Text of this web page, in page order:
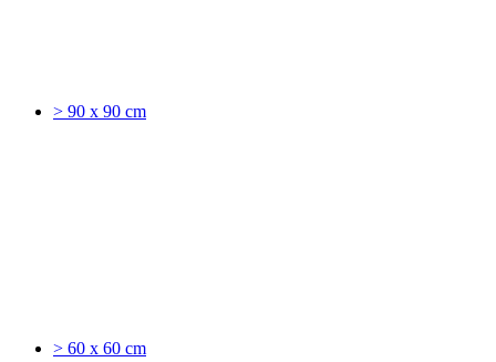
> 90 x 90 cm
> 60 x 60 cm